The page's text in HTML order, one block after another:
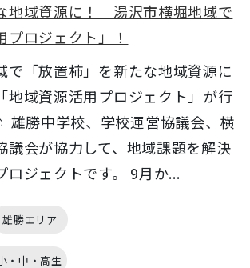
地域資源に！ 湯沢市横堀地域で
プロジェクト」！
で「放置柿」を新たな地域資源に
地域資源活用プロジェクト」が行
雄勝中学校、学校運営協議会、横
議会が協力して、地域課題を解決
ロジェクトです。 9月か...
雄勝エリア
・中・高生